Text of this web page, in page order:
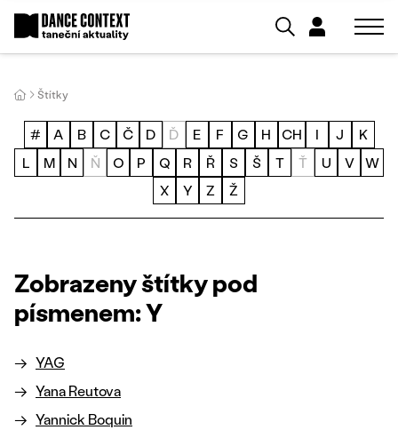
Štítky
# A B C Č D Ď E F G H CH I J
K
L
M N Ň O P Q R Ř S Š T Ť U V
W
X
Y Z Ž
Zobrazeny štítky pod
písmenem: Y
YAG
Yana Reutova
Yannick Boquin